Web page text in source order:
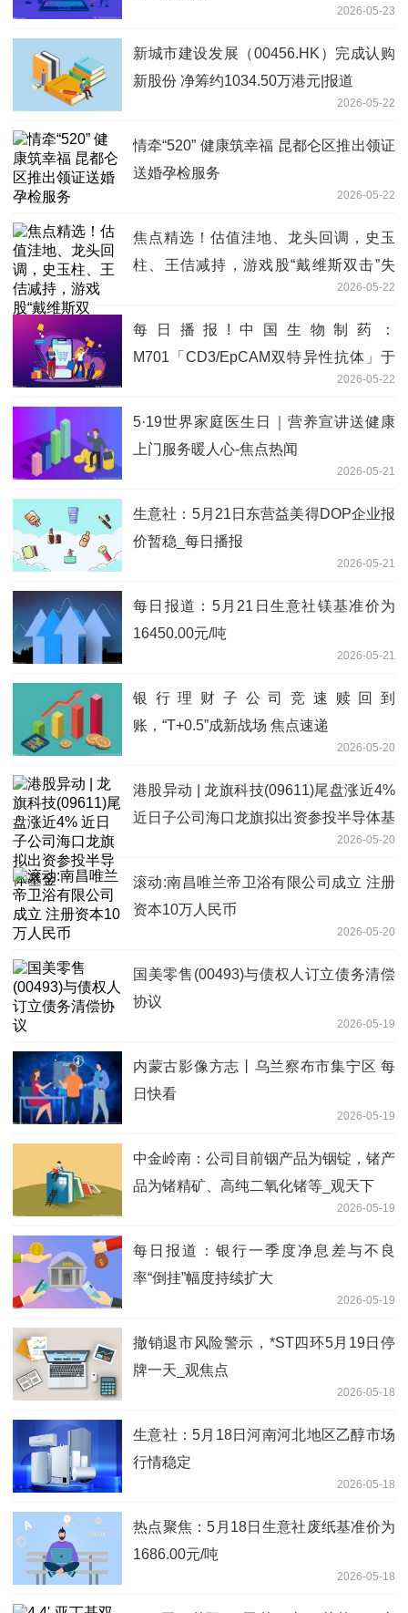
2026-05-23
新城市建设发展（00456.HK）完成认购
新股份 净筹约1034.50万港元|报道
2026-05-22
情牵“520” 健康筑幸福 昆都仑区推出领证
送婚孕检服务
2026-05-22
焦点精选！估值洼地、龙头回调，史玉
柱、王佶减持，游戏股“戴维斯双击”失
2026-05-22
每日播报!中国生物制药：
M701「CD3/EpCAM双特异性抗体」于
2026-05-22
5·19世界家庭医生日｜营养宣讲送健康
上门服务暖人心-焦点热闻
2026-05-21
生意社：5月21日东营益美得DOP企业报
价暂稳_每日播报
2026-05-21
每日报道：5月21日生意社镁基准价为
16450.00元/吨
2026-05-21
银行理财子公司竞速赎回到
账，“T+0.5”成新战场 焦点速递
2026-05-20
港股异动 | 龙旗科技(09611)尾盘涨近4%
近日子公司海口龙旗拟出资参投半导体基
2026-05-20
滚动:南昌唯兰帝卫浴有限公司成立 注册
资本10万人民币
2026-05-20
国美零售(00493)与债权人订立债务清偿
协议
2026-05-19
内蒙古影像方志丨乌兰察布市集宁区 每
日快看
2026-05-19
中金岭南：公司目前铟产品为铟锭，锗产
品为锗精矿、高纯二氧化锗等_观天下
2026-05-19
每日报道：银行一季度净息差与不良
率“倒挂”幅度持续扩大
2026-05-19
撤销退市风险警示，*ST四环5月19日停
牌一天_观焦点
2026-05-18
生意社：5月18日河南河北地区乙醇市场
行情稳定
2026-05-18
热点聚焦：5月18日生意社废纸基准价为
1686.00元/吨
2026-05-18